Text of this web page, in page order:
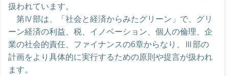
扱われています。
第Ⅳ部は、「社会と経済からみたグリーン」で、グリ
ーン経済の利益、税、イノベーション、個人の倫理、企
業の社会的責任、ファイナンスの6章からなり、Ⅲ部の
計画をより具体的に実行するための原則や提言が扱われ
ます。